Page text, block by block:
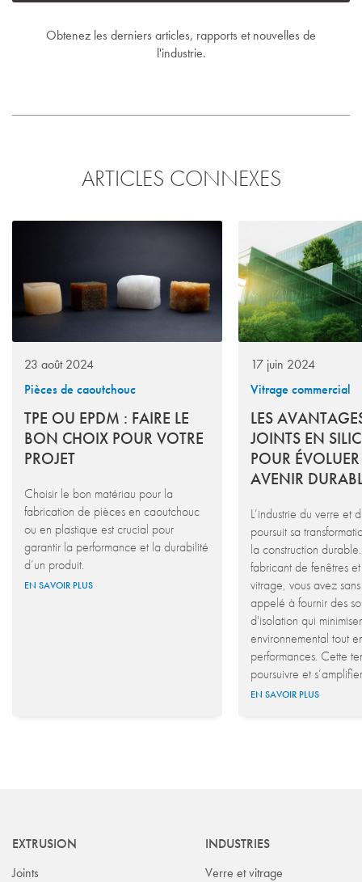
Obtenez les derniers articles, rapports et nouvelles de
l'industrie.
ARTICLES CONNEXES
23 août 2024
Pièces de caoutchouc
TPE OU EPDM : FAIRE LE
BON CHOIX POUR VOTRE
PROJET
Choisir le bon matériau pour la
fabrication de pièces en caoutchouc
ou en plastique est crucial pour
garantir la performance et la durabilité
d’un produit.
EN SAVOIR PLUS
17 juin 2024
Vitrage commercial
LES
JOINTS EN
POUR
AVENIR
L’industrie du verre et
poursuit sa
la construction
fabricant de fenêtres
vitrage, vous avez
appelé à fournir des
d'isolation qui
environnemental tout
performances. Cette
poursuivre et
EN SAVOIR PLUS
EXTRUSION
Joints
INDUSTRIES
Verre et vitrage